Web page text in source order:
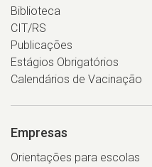
Biblioteca
CIT/RS
Publicações
Estágios Obrigatórios
Calendários de Vacinação
Empresas
Orientações para escolas